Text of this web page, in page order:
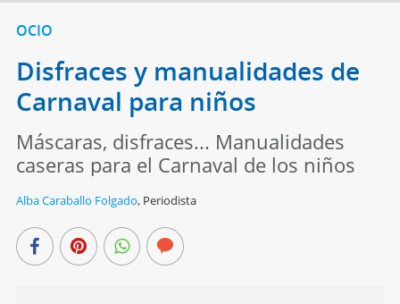
OCIO
Disfraces y manualidades de
Carnaval para niños
Máscaras, disfraces... Manualidades
caseras para el Carnaval de los niños
Alba Caraballo Folgado, Periodista